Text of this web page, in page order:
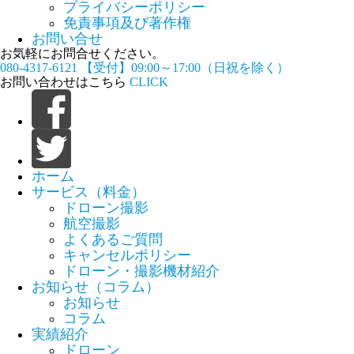
プライバシーポリシー
免責事項及び著作権
お問い合せ
お気軽にお問合せください。
080-4317-6121
【受付】09:00～17:00（日祝を除く）
お問い合わせはこちら CLICK
ホーム
サービス（料金）
ドローン撮影
航空撮影
よくあるご質問
キャンセルポリシー
ドローン・撮影機材紹介
お知らせ（コラム）
お知らせ
コラム
実績紹介
ドローン